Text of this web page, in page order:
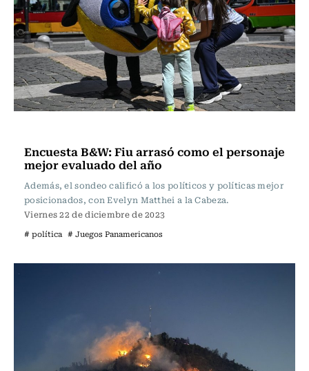
Encuesta B&W: Fiu arrasó como el personaje
mejor evaluado del año
Además, el sondeo calificó a los políticos y políticas mejor
posicionados, con Evelyn Matthei a la Cabeza.
Viernes 22 de diciembre de 2023
# política # Juegos Panamericanos